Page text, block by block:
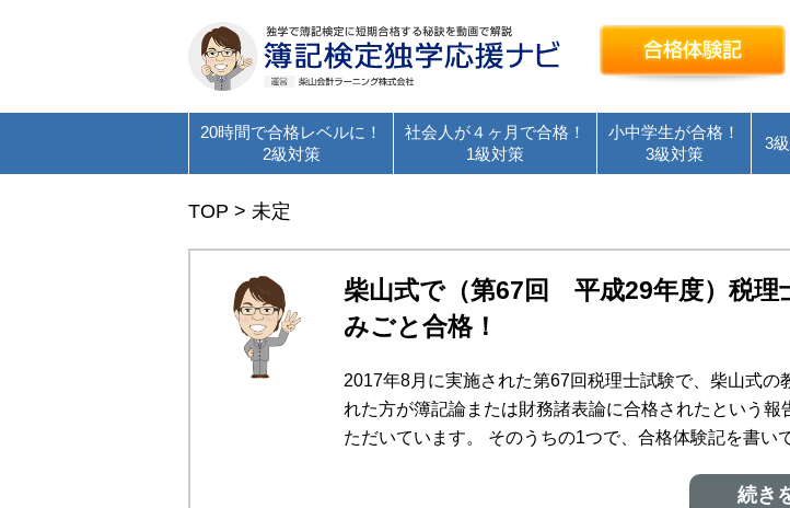
簿記検定独学応援～簿記
20時間で合格レベルに！
2級対策
社会人が４ヶ月で合格！
1級対策
小中学生が合格！
3級対策
3
TOP > 未定
柴山式で（第67回 平成29年度）税理
みごと合格！
2017年8月に実施された第67回税理士試験で、柴山式の
れた方が簿記論または財務諸表論に合格されたという報
ただいています。 そのうちの1つで、合格体験記を書い
続き